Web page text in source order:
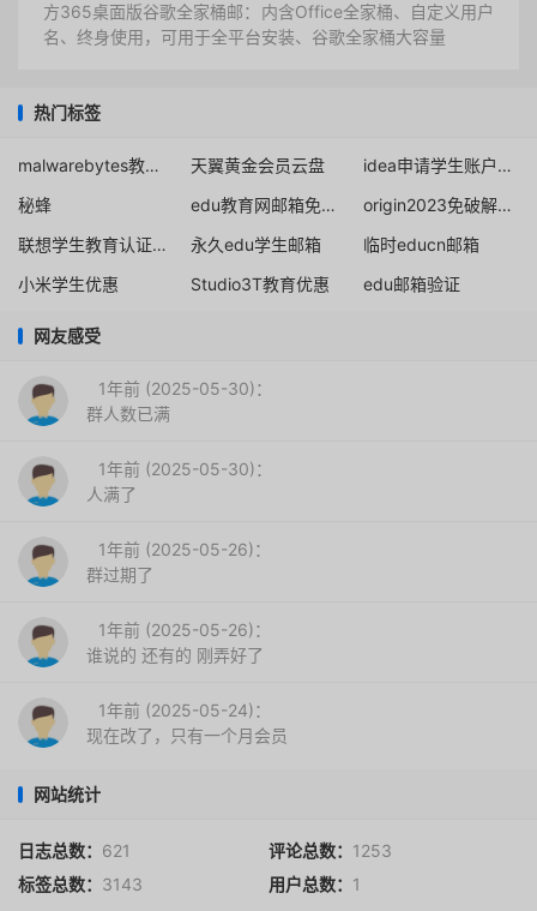
方365桌面版谷歌全家桶邮：内含Office全家桶、自定义用户
名、终身使用，可用于全平台安装、谷歌全家桶大容量
热门标签
malwarebytes教育折扣 天翼黄金会员云盘
idea申请学生账户edu邮箱
秘蜂
edu教育网邮箱免责声明
origin2023免破解领取
联想学生教育认证激活
永久edu学生邮箱
临时educn邮箱
小米学生优惠
Studio3T教育优惠 edu邮箱验证
网友感受
1年前 (2025-05-30)：
群人数已满
1年前 (2025-05-30)：
人满了
1年前 (2025-05-26)：
群过期了
1年前 (2025-05-26)：
谁说的 还有的 刚弄好了
1年前 (2025-05-24)：
现在改了，只有一个月会员
网站统计
日志总数： 621 评论总数： 1253
标签总数： 3143 用户总数： 1